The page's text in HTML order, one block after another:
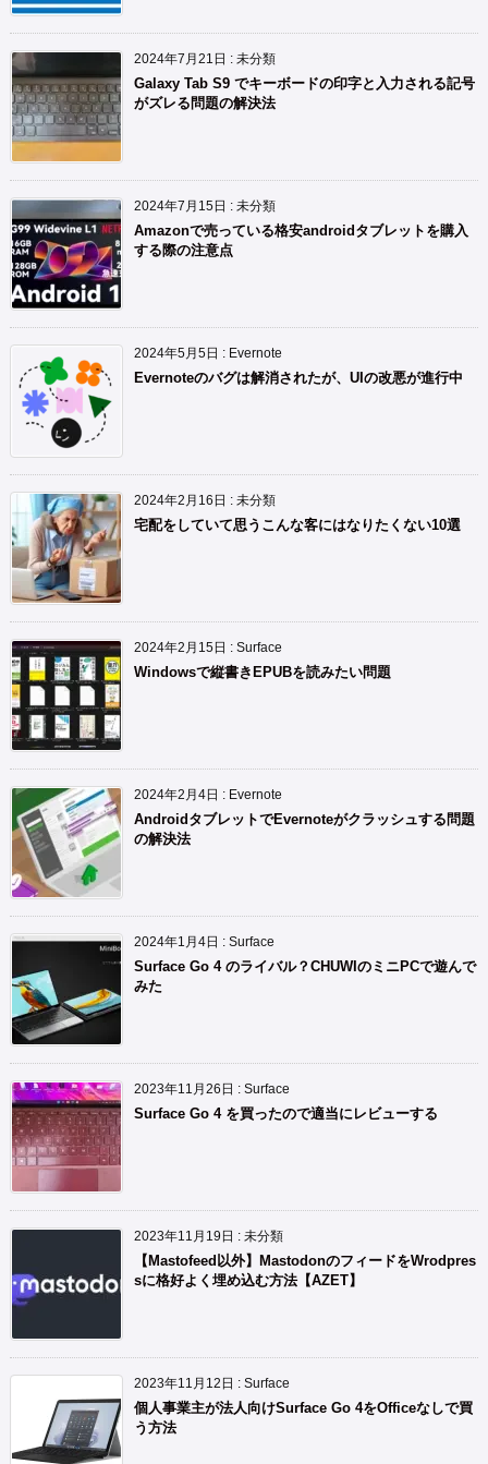
2024年7月21日 : 未分類
Galaxy Tab S9 でキーボードの印字と入力される記号
がズレる問題の解決法
2024年7月15日 : 未分類
Amazonで売っている格安androidタブレットを購入
する際の注意点
2024年5月5日 : Evernote
Evernoteのバグは解消されたが、UIの改悪が進行中
2024年2月16日 : 未分類
宅配をしていて思うこんな客にはなりたくない10選
2024年2月15日 : Surface
Windowsで縦書きEPUBを読みたい問題
2024年2月4日 : Evernote
AndroidタブレットでEvernoteがクラッシュする問題
の解決法
2024年1月4日 : Surface
Surface Go 4 のライバル？CHUWIのミニPCで遊んで
みた
2023年11月26日 : Surface
Surface Go 4 を買ったので適当にレビューする
2023年11月19日 : 未分類
【Mastofeed以外】MastodonのフィードをWrodpres
sに格好よく埋め込む方法【AZET】
2023年11月12日 : Surface
個人事業主が法人向けSurface Go 4をOfficeなしで買
う方法